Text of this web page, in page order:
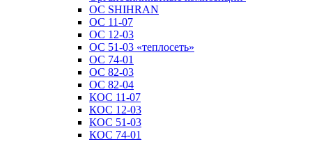
ОС SHIHRAN
ОС 11-07
ОС 12-03
ОС 51-03 «теплосеть»
ОС 74-01
ОС 82-03
ОС 82-04
КОС 11-07
КОС 12-03
КОС 51-03
КОС 74-01